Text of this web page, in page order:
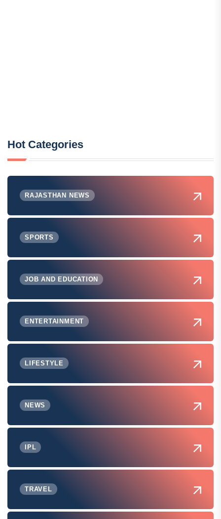
Hot Categories
RAJASTHAN NEWS
SPORTS
JOB AND EDUCATION
ENTERTAINMENT
LIFESTYLE
NEWS
IPL
TRAVEL